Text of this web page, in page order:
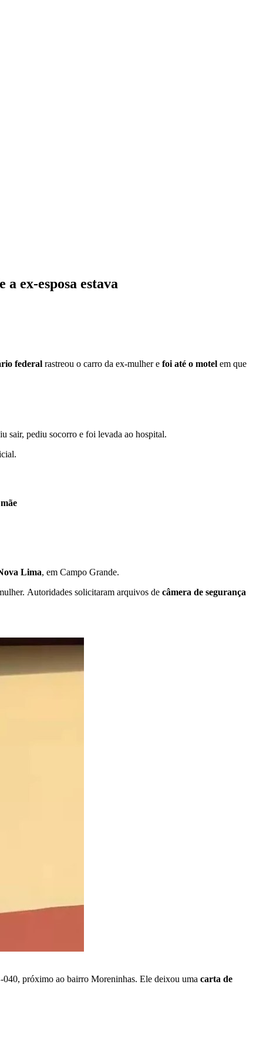
ex-esposa estava
federal rastreou o carro da ex-mulher e foi até o motel em que
sair, pediu socorro e foi levada ao hospital.
Lima, em Campo Grande.
Autoridades solicitaram arquivos de câmera de segurança
040, próximo ao bairro Moreninhas. Ele deixou uma carta de